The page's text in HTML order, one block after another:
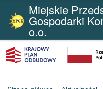
Przejdź do treści
Miejskie
Gospodarki
o.o.